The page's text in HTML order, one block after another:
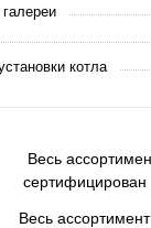
галереи
котла
Весь ассортимент